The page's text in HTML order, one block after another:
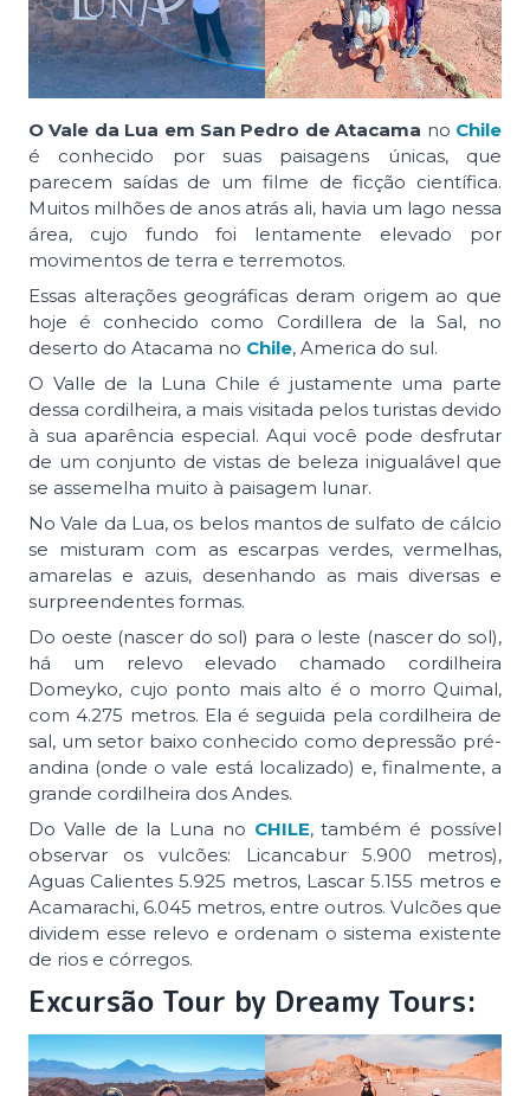
O Vale da Lua em San Pedro de Atacama no Chile
é conhecido por suas paisagens únicas, que
parecem saídas de um filme de ficção científica.
Muitos milhões de anos atrás ali, havia um lago nessa
área, cujo fundo foi lentamente elevado por
movimentos de terra e terremotos.
Essas alterações geográficas deram origem ao que
hoje é conhecido como Cordillera de la Sal, no
deserto do Atacama no Chile, America do sul.
O Valle de la Luna Chile é justamente uma parte
dessa cordilheira, a mais visitada pelos turistas devido
à sua aparência especial. Aqui você pode desfrutar
de um conjunto de vistas de beleza inigualável que
se assemelha muito à paisagem lunar.
No Vale da Lua, os belos mantos de sulfato de cálcio
se misturam com as escarpas verdes, vermelhas,
amarelas e azuis, desenhando as mais diversas e
surpreendentes formas.
Do oeste (nascer do sol) para o leste (nascer do sol),
há um relevo elevado chamado cordilheira
Domeyko, cujo ponto mais alto é o morro Quimal,
com 4.275 metros. Ela é seguida pela cordilheira de
sal, um setor baixo conhecido como depressão pré-
andina (onde o vale está localizado) e, finalmente, a
grande cordilheira dos Andes.
Do Valle de la Luna no CHILE, também é possível
observar os vulcões: Licancabur 5.900 metros),
Aguas Calientes 5.925 metros, Lascar 5.155 metros e
Acamarachi, 6.045 metros, entre outros. Vulcões que
dividem esse relevo e ordenam o sistema existente
de rios e córregos.
Excursão Tour by Dreamy Tours: